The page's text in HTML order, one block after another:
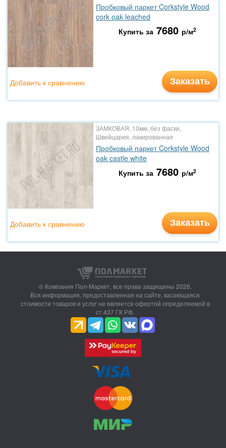
Пробковый паркет Corkstyle Wood
cork oak leached
Купить за 7680 р/м2
Заказать
Добавить к сравнению
ЗАМКОВАЯ, 10мм, без фаски,
Швейцария, лакированная
Пробковый паркет Corkstyle Wood
oak castle white
Купить за 7680 р/м2
Заказать
Добавить к сравнению
© Компания Пол-Маркет, все права защищены 2026.
Вся информация, предоставленная на сайте, касающаяся
стоимости товаров и услуг не является офертой определяемой в
ст.437 ГК РФ.